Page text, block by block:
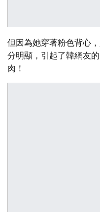
但因為她穿著粉色背心
分明顯，引起了韓網友
肉！